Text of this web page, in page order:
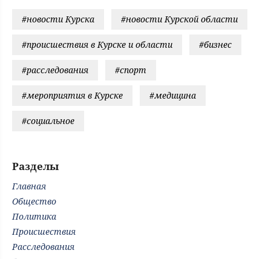
#новости Курска #новости Курской области
#происшествия в Курске и области #бизнес
#расследования #спорт
#мероприятия в Курске #медицина
#социальное
Разделы
Главная
Общество
Политика
Происшествия
Расследования